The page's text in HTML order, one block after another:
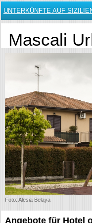
UNTERKÜNFTE AUF
Mascali
Foto: Alesia Belaya
Angebote für Hotel